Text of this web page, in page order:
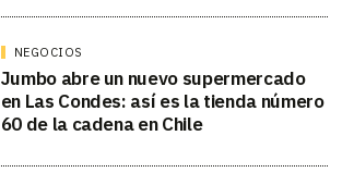
NEGOCIOS
Jumbo abre un nuevo supermercado
en Las Condes: así es la tienda número
60 de la cadena en Chile